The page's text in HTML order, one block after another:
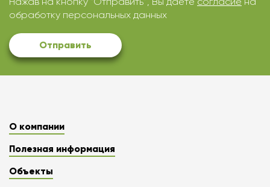
обработку персональных данных
Отправить
О компании
Полезная информация
Объекты